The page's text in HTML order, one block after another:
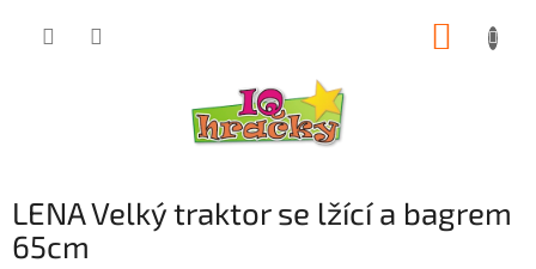
LENA Velký traktor se lžící a bagrem
65cm